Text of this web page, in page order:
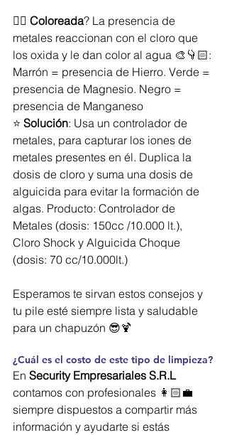
👉🏻 Coloreada? La presencia de
metales reaccionan con el cloro que
los oxida y le dan color al agua 🎨👇🏻:
Marrón = presencia de Hierro. Verde =
presencia de Magnesio. Negro =
presencia de Manganeso
⭐️ Solución: Usa un controlador de
metales, para capturar los iones de
metales presentes en él. Duplica la
dosis de cloro y suma una dosis de
alguicida para evitar la formación de
algas. Producto: Controlador de
Metales (dosis: 150cc /10.000 lt.),
Cloro Shock y Alguicida Choque
(dosis: 70 cc/10.000lt.)
Esperamos te sirvan estos consejos y
tu pile esté siempre lista y saludable
para un chapuzón 😎🍹
¿Cuál es el costo de este tipo de limpieza?
En Security Empresariales S.R.L
contamos con profesionales 👩🏻‍💼
siempre dispuestos a compartir más
información y ayudarte si estás